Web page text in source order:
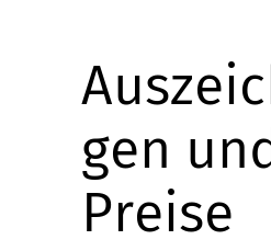
gen
Preise